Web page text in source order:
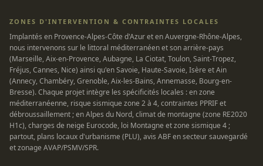
ZONES D'INTERVENTION & CONTRAINTES LOCALES
Implantés en Provence-Alpes-Côte d'Azur et en Auvergne-Rhône-Alpes,
nous intervenons sur le littoral méditerranéen et son arrière-pays
(Marseille, Aix-en-Provence, Aubagne, La Ciotat, Toulon, Saint-Tropez,
Fréjus, Cannes, Nice) ainsi qu'en Savoie, Haute-Savoie, Isère et Ain
(Annecy, Chambéry, Grenoble, Aix-les-Bains, Annemasse, Bourg-en-
Bresse). Chaque projet intègre les spécificités locales : en zone
méditerranéenne, risque sismique zone 2 à 4, contraintes PPRIF et
débroussaillement ; en Alpes du Nord, climat de montagne (zone RE2020
H1c), charges de neige Eurocode, loi Montagne et zone sismique 4 ;
partout, plans locaux d'urbanisme (PLU), avis ABF en secteur sauvegardé
et zonage AVAP/PSMV/SPR.